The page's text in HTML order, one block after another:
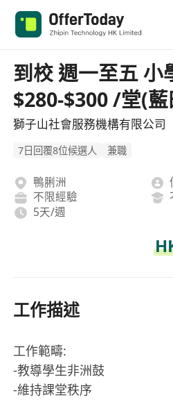
到校 週一至五 小
$280-$300 /堂(
獅子山社會服務機構有限公司
7日回覆8位候選人 兼職
鴨脷洲
不限經驗
5天/週
工作描述
工作範疇:
-教導學生非洲鼓
-維持課堂秩序